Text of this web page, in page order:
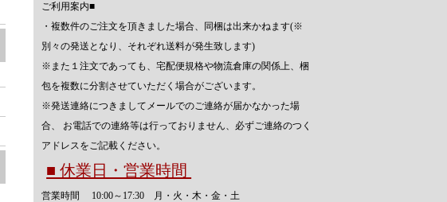
ご利用案内■
・複数件のご注文を頂きました場合、同梱は出来かねます(※
別々の発送となり、それぞれ送料が発生致します)
※また１注文であっても、宅配便規格や物流倉庫の関係上、梱
包を複数に分割させていただく場合がございます。
※発送連絡につきましてメールでのご連絡が届かなかった場
合、 お電話での連絡等は行っておりません、必ずご連絡のつく
アドレスをご記載ください。
■ 休業日・営業時間
営業時間 10:00～17:30 月・火・木・金・土